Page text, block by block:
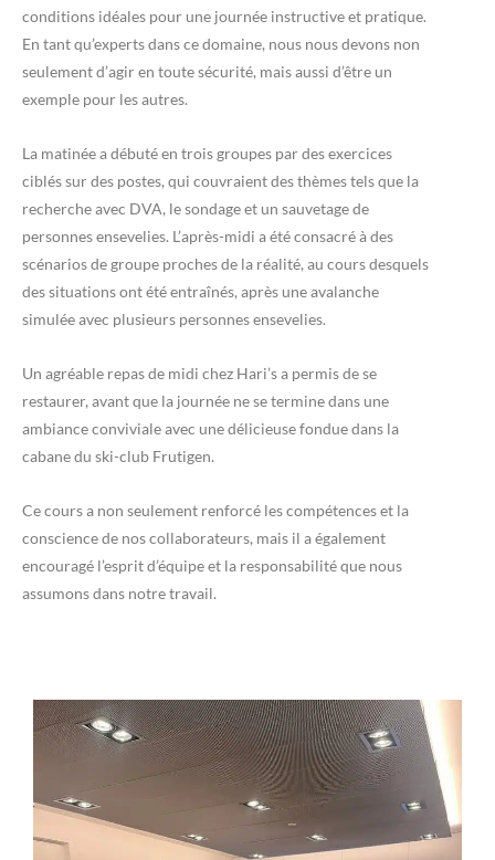
conditions idéales pour une journée instructive et pratique.
En tant qu’experts dans ce domaine, nous nous devons non
seulement d’agir en toute sécurité, mais aussi d’être un
exemple pour les autres.
La matinée a débuté en trois groupes par des exercices
ciblés sur des postes, qui couvraient des thèmes tels que la
recherche avec DVA, le sondage et un sauvetage de
personnes ensevelies. L’après-midi a été consacré à des
scénarios de groupe proches de la réalité, au cours desquels
des situations ont été entraînés, après une avalanche
simulée avec plusieurs personnes ensevelies.
Un agréable repas de midi chez Hari’s a permis de se
restaurer, avant que la journée ne se termine dans une
ambiance conviviale avec une délicieuse fondue dans la
cabane du ski-club Frutigen.
Ce cours a non seulement renforcé les compétences et la
conscience de nos collaborateurs, mais il a également
encouragé l’esprit d’équipe et la responsabilité que nous
assumons dans notre travail.